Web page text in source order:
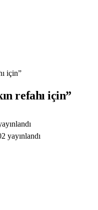
için”
refahı için”
yayınlandı